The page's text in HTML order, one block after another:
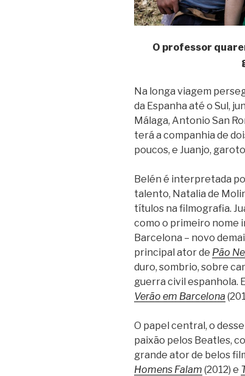
O professor
Na longa viagem
da Espanha até o Sul,
Málaga, Antonio San
terá a companhia de
poucos, e Juanjo,
Belén é interpretada
talento, Natalia de
títulos na filmografia.
como o primeiro nome
Barcelona – novo
principal ator de Pão
duro, sombrio, sobre
guerra civil espanhola.
Verão em Barcelona
O papel central, o
paixão pelos Beatles,
grande ator de belos
Homens Falam (2012) e